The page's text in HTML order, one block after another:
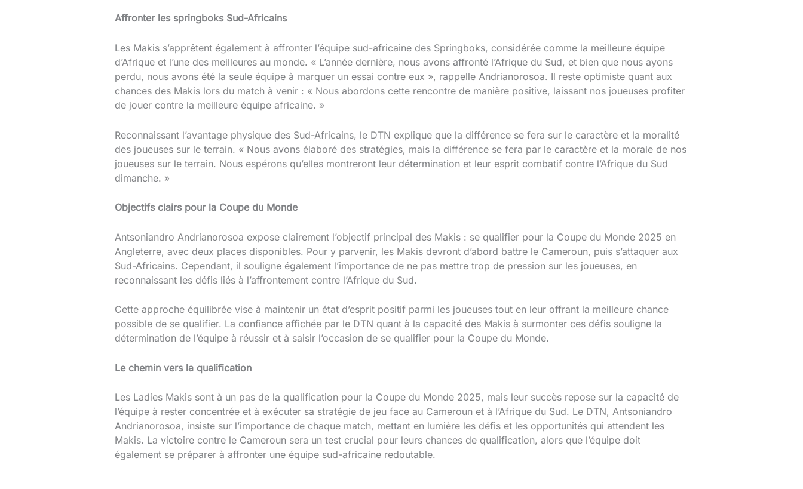
Affronter les springboks Sud-Africains
Les Makis s’apprêtent également à affronter l’équipe sud-africaine des Springboks, considérée comme la meilleure équipe
d’Afrique et l’une des meilleures au monde. « L’année dernière, nous avons affronté l’Afrique du Sud, et bien que nous ayons
perdu, nous avons été la seule équipe à marquer un essai contre eux », rappelle Andrianorosoa. Il reste optimiste quant aux
chances des Makis lors du match à venir : « Nous abordons cette rencontre de manière positive, laissant nos joueuses profiter
de jouer contre la meilleure équipe africaine. »
Reconnaissant l’avantage physique des Sud-Africains, le DTN explique que la différence se fera sur le caractère et la moralité
des joueuses sur le terrain. « Nous avons élaboré des stratégies, mais la différence se fera par le caractère et la morale de nos
joueuses sur le terrain. Nous espérons qu’elles montreront leur détermination et leur esprit combatif contre l’Afrique du Sud
dimanche. »
Objectifs clairs pour la Coupe du Monde
Antsoniandro Andrianorosoa expose clairement l’objectif principal des Makis : se qualifier pour la Coupe du Monde 2025 en
Angleterre, avec deux places disponibles. Pour y parvenir, les Makis devront d’abord battre le Cameroun, puis s’attaquer aux
Sud-Africains. Cependant, il souligne également l’importance de ne pas mettre trop de pression sur les joueuses, en
reconnaissant les défis liés à l’affrontement contre l’Afrique du Sud.
Cette approche équilibrée vise à maintenir un état d’esprit positif parmi les joueuses tout en leur offrant la meilleure chance
possible de se qualifier. La confiance affichée par le DTN quant à la capacité des Makis à surmonter ces défis souligne la
détermination de l’équipe à réussir et à saisir l’occasion de se qualifier pour la Coupe du Monde.
Le chemin vers la qualification
Les Ladies Makis sont à un pas de la qualification pour la Coupe du Monde 2025, mais leur succès repose sur la capacité de
l’équipe à rester concentrée et à exécuter sa stratégie de jeu face au Cameroun et à l’Afrique du Sud. Le DTN, Antsoniandro
Andrianorosoa, insiste sur l’importance de chaque match, mettant en lumière les défis et les opportunités qui attendent les
Makis. La victoire contre le Cameroun sera un test crucial pour leurs chances de qualification, alors que l’équipe doit
également se préparer à affronter une équipe sud-africaine redoutable.